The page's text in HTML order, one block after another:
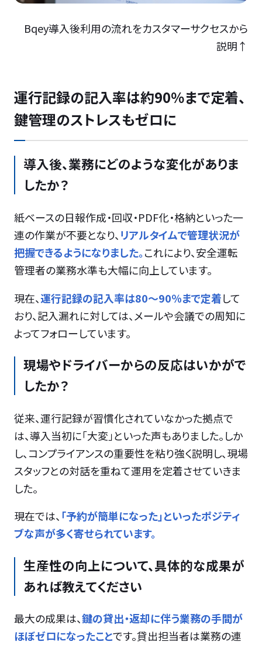
Bqey導入後利用の流れをカスタマーサクセスから
説明↑
運行記録の記入率は約90％まで定着、
鍵管理のストレスもゼロに
導入後、業務にどのような変化がありま
したか？
紙ベースの日報作成・回収・PDF化・格納といった一
連の作業が不要となり、 リアルタイムで管理状況が
把握できるようになりました。これにより、安全運転
管理者の業務水準も大幅に向上しています。
現在、運行記録の記入率は80〜90％まで定着して
おり、記入漏れに対しては、メールや会議での周知に
よってフォローしています。
現場やドライバーからの反応はいかがで
したか？
従来、運行記録が習慣化されていなかった拠点で
は、導入当初に「大変」といった声もありました。しか
し、コンプライアンスの重要性を粘り強く説明し、現場
スタッフとの対話を重ねて運用を定着させていきま
した。
現在では、「予約が簡単になった」といったポジティ
ブな声が多く寄せられています。
生産性の向上について、具体的な成果が
あれば教えてください
最大の成果は、鍵の貸出・返却に伴う業務の手間が
ほぼゼロになったことです。貸出担当者は業務の連